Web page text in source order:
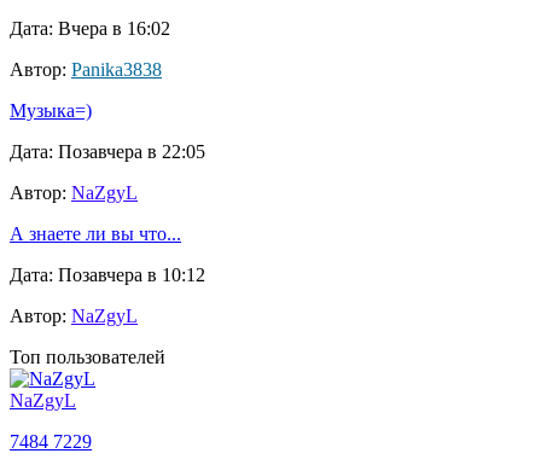
Дата: Вчера в 16:02
Автор: Panika3838
Музыка=)
Дата: Позавчера в 22:05
Автор: NaZgyL
А знаете ли вы что...
Дата: Позавчера в 10:12
Автор: NaZgyL
Топ пользователей
NaZgyL
7484 7229